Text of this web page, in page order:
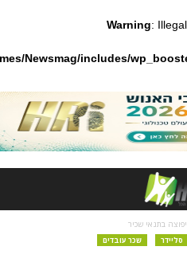
content/themes/Newsmag/
חדשות